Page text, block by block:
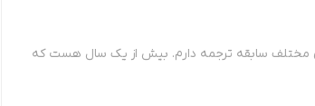
از سال 87 تاکنون در حوزه های مختلف سابقه ترجمه دارم. بیش از یک سال هست که